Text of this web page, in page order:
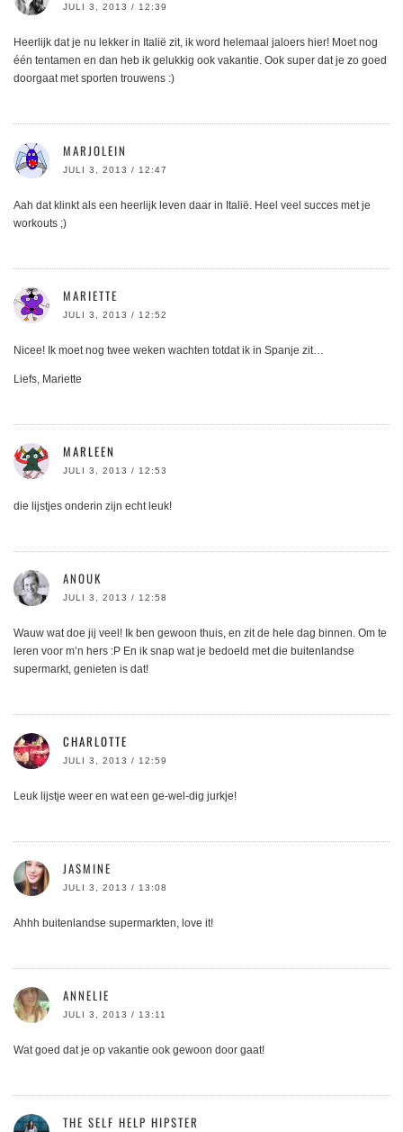
JULI 3, 2013 / 12:39
Heerlijk dat je nu lekker in Italië zit, ik word helemaal jaloers hier! Moet nog
één tentamen en dan heb ik gelukkig ook vakantie. Ook super dat je zo goed
doorgaat met sporten trouwens :)
MARJOLEIN
JULI 3, 2013 / 12:47
Aah dat klinkt als een heerlijk leven daar in Italië. Heel veel succes met je
workouts ;)
MARIETTE
JULI 3, 2013 / 12:52
Nicee! Ik moet nog twee weken wachten totdat ik in Spanje zit…
Liefs, Mariette
MARLEEN
JULI 3, 2013 / 12:53
die lijstjes onderin zijn echt leuk!
ANOUK
JULI 3, 2013 / 12:58
Wauw wat doe jij veel! Ik ben gewoon thuis, en zit de hele dag binnen. Om te
leren voor m’n hers :P En ik snap wat je bedoeld met die buitenlandse
supermarkt, genieten is dat!
CHARLOTTE
JULI 3, 2013 / 12:59
Leuk lijstje weer en wat een ge-wel-dig jurkje!
JASMINE
JULI 3, 2013 / 13:08
Ahhh buitenlandse supermarkten, love it!
ANNELIE
JULI 3, 2013 / 13:11
Wat goed dat je op vakantie ook gewoon door gaat!
THE SELF HELP HIPSTER